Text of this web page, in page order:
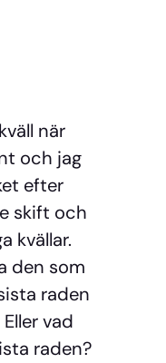
när
och jag
efter
skift och
kvällar.
den som
raden
vad
raden?